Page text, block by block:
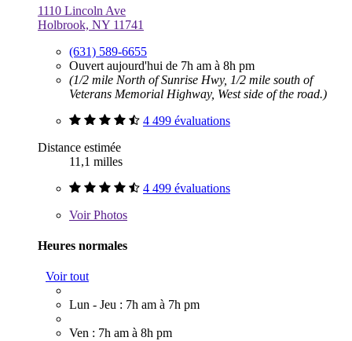
1110 Lincoln Ave
Holbrook, NY 11741
(631) 589-6655
Ouvert aujourd'hui de 7h am à 8h pm
(1/2 mile North of Sunrise Hwy, 1/2 mile south of
Veterans Memorial Highway, West side of the road.)
4 499 évaluations
Distance estimée
11,1 milles
4 499 évaluations
VoirPhotos
Heures normales
Voir tout
Lun - Jeu : 7h am à 7h pm
Ven : 7h am à 8h pm